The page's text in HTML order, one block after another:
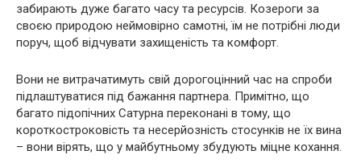
забирають дуже багато часу та ресурсів. Козероги за
своєю природою неймовірно самотні, їм не потрібні люди
поруч, щоб відчувати захищеність та комфорт.
Вони не витрачатимуть свій дорогоцінний час на спроби
підлаштуватися під бажання партнера. Примітно, що
багато підопічних Сатурна переконані в тому, що
короткостроковість та несерйозність стосунків не їх вина
– вони вірять, що у майбутньому збудують міцне кохання.